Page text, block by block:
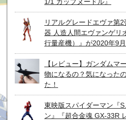
リアルグレードエヴァ第
器 人造人間エヴァンゲリ
行量産機）』が2020年9月
【レビュー】ガンダムマ
物になるの？気になった
た！
東映版スパイダーマン『
ン』『超合金魂 GX-33R